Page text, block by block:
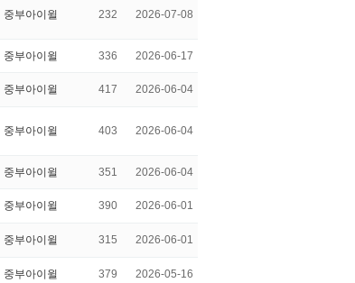
중부아이윌 232 2026-07-08
중부아이윌 336 2026-06-17
중부아이윌 417 2026-06-04
중부아이윌 403 2026-06-04
중부아이윌 351 2026-06-04
중부아이윌 390 2026-06-01
중부아이윌 315 2026-06-01
중부아이윌 379 2026-05-16